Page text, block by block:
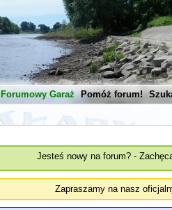
Forumowy Garaż Pomóż forum!
Jesteś nowy na forum? -
Zapraszamy na nasz